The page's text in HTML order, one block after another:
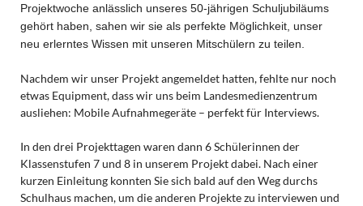
Projektwoche anlässlich unseres 50-jährigen Schuljubiläums
gehört haben, sahen wir sie als perfekte Möglichkeit, unser
neu erlerntes Wissen mit unseren Mitschülern zu teilen.
Nachdem wir unser Projekt angemeldet hatten, fehlte nur noch
etwas Equipment, dass wir uns beim Landesmedienzentrum
ausliehen: Mobile Aufnahmegeräte – perfekt für Interviews.
In den drei Projekttagen waren dann 6 Schülerinnen der
Klassenstufen 7 und 8 in unserem Projekt dabei. Nach einer
kurzen Einleitung konnten Sie sich bald auf den Weg durchs
Schulhaus machen, um die anderen Projekte zu interviewen und